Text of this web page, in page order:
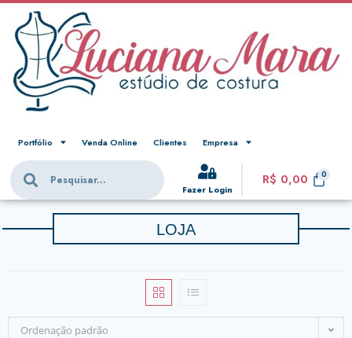
Portfólio Venda Online Clientes Empresa
Fazer Login
R$ 0,00
LOJA
Ordenação padrão